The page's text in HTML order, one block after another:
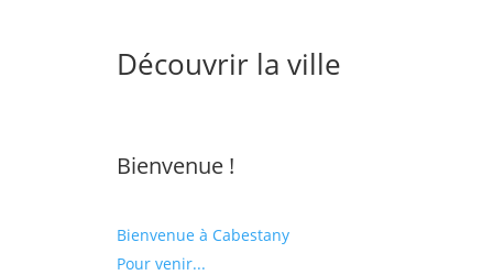
Découvrir la ville
Bienvenue !
Bienvenue à Cabestany
Pour venir...